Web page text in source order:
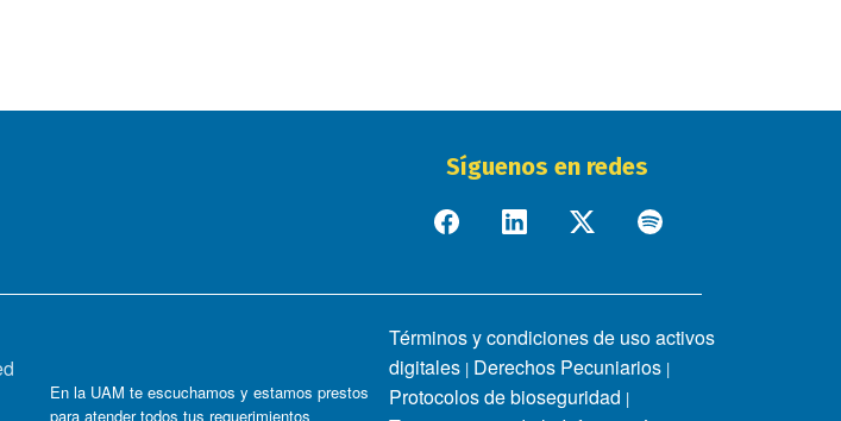
Síguenos en redes
En la UAM te escuchamos y estamos prestos
para atender todos tus requerimientos
Términos y condiciones de uso activos
digitales | Derechos Pecuniarios |
Protocolos de bioseguridad |